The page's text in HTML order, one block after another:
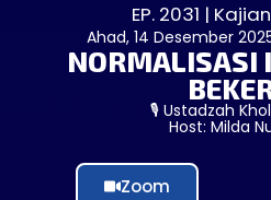
EP. 2031 |
Ahad, 14 Desember
NORMALISASI
🎙 Ustadzah
Host: Milda
Zoom